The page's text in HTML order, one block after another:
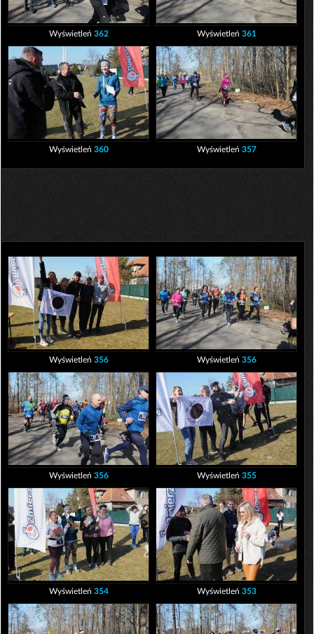
Wyświetleń 362 Wyświetleń 361
Wyświetleń 360 Wyświetleń 357
Wyświetleń 356 Wyświetleń 356
Wyświetleń 356 Wyświetleń 355
Wyświetleń 354 Wyświetleń 353